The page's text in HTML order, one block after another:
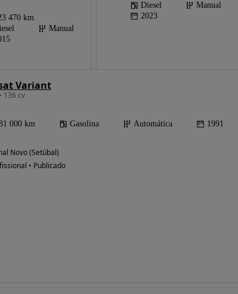
470 km
Manual
Diesel
Manual
2023
Variant
136 cv
000 km Gasolina Automática 1991
Novo (Setúbal)
• Publicado